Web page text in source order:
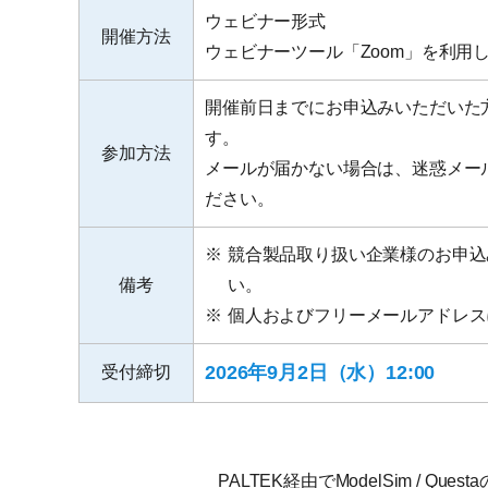
開催方法
ウェビナー形式
ウェビナーツール「Zoom」を利用
参加方法
開催前日までにお申込みいただい
す。
メールが届かない場合は、迷惑メ
ださい。
備考
※ 競合製品取り扱い企業様のお申
い。
※ 個人およびフリーメールアドレ
受付締切 2026年9月2日（水）12:00
PALTEK経由でModelSim /